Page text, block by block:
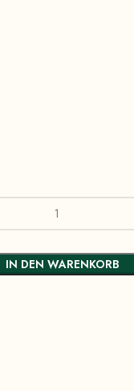
IN DEN WARENKORB